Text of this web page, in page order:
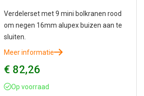
Verdelerset met 9 mini bolkranen rood
om negen 16mm alupex buizen aan te
sluiten.
Meer informatie
€ 82,26
Op voorraad